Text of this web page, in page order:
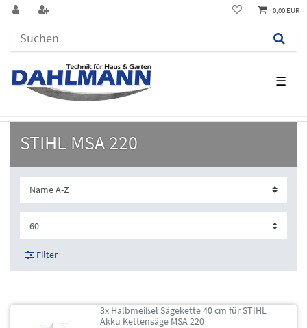
☰
0,00 EUR
STIHL MSA 220
Filter
3x Halbmeißel Sägekette 40 cm für STIHL
Akku Kettensäge MSA 220